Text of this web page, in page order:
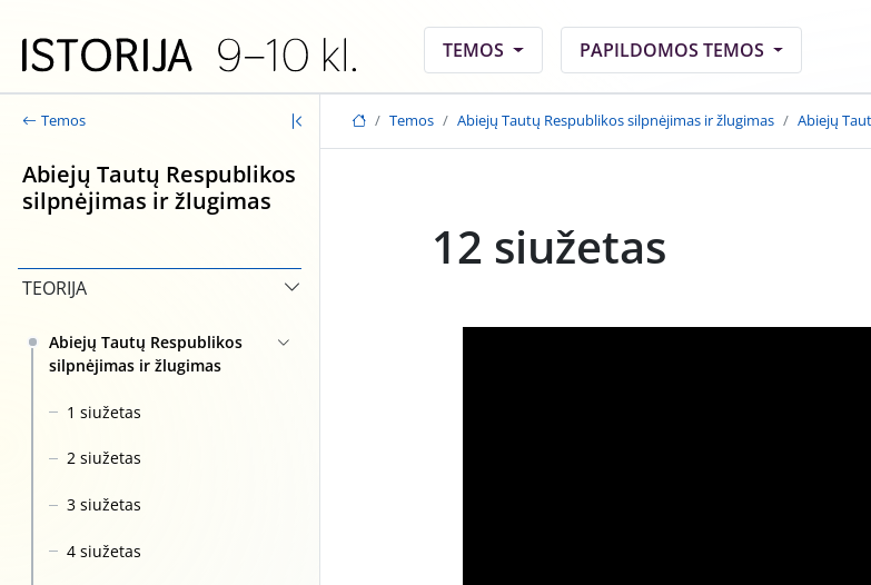
TEMOS
PAPILDOMOS TEMOS
Temos
Abiejų Tautų Respublikos
silpnėjimas ir žlugimas
TEORIJA
Abiejų Tautų Respublikos
silpnėjimas ir žlugimas
1 siužetas
2 siužetas
3 siužetas
4 siužetas
Temos Abiejų Tautų Respublikos silpnėjimas ir žlugimas Abiejų
12 siužetas